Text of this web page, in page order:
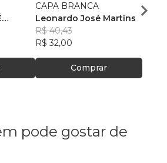
CAPA BRANCA
Leonardo José Martins
R$ 40,43
R$ 32,00
Comprar
Léo
pode gostar de